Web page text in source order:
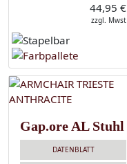
44,95 €
zzgl. Mwst
Gap.ore AL Stuhl
DATENBLATT